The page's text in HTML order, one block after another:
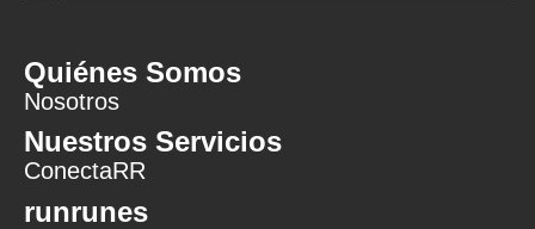
Quiénes Somos
Nosotros
Nuestros Servicios
ConectaRR
runrunes